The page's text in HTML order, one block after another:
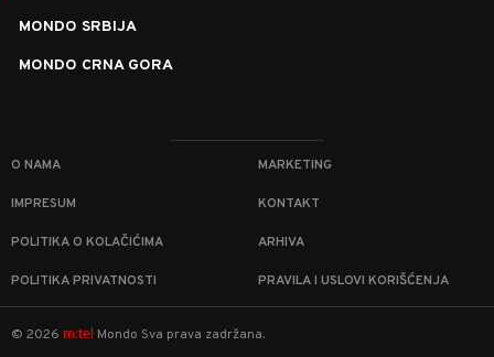
MONDO SRBIJA
MONDO CRNA GORA
O NAMA MARKETING
IMPRESUM KONTAKT
POLITIKA O KOLAČIĆIMA ARHIVA
POLITIKA PRIVATNOSTI PRAVILA I USLOVI KORIŠĆENJA
© 2026 m:tel Mondo Sva prava zadržana.